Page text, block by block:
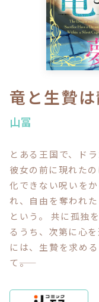
竜と生贄
山冨
とある王国で、ド
彼女の前に現れた
化できない呪いを
れ、自由を奪われ
という。 共に孤独
るうち、次第に心
には、生贄を求め
て――。